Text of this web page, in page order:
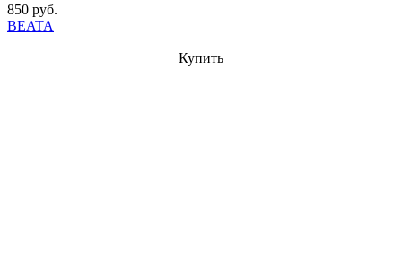
850 руб.
BEATA
Купить